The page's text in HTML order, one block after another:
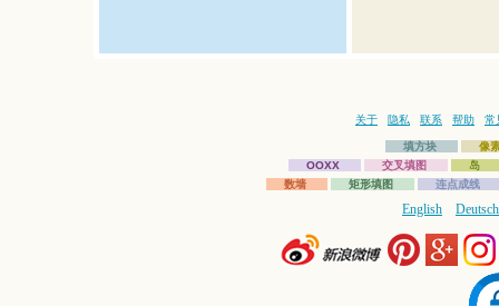
关于 隐私 联系 帮助 常
填方块
像
OOXX
交叉填图
岛
数墙
矩形填图 连点成线
English Deutsch